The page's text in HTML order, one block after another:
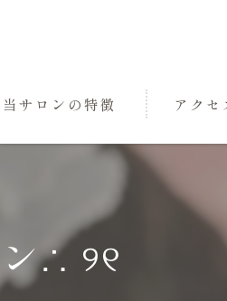
当サロンの特徴
小型犬
型犬
アクセ
∴ ୨୧